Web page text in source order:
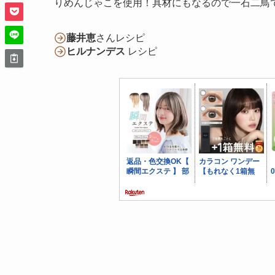
りめんじゃこを使用！具材にもなるので一石二鳥
藤井恵さんレシピ
ヒルナンデス レシピ